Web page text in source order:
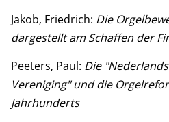
Jakob, Friedrich: Die
dargestellt am Schaffen der
Peeters, Paul: Die
Vereniging" und die
Jahrhunderts